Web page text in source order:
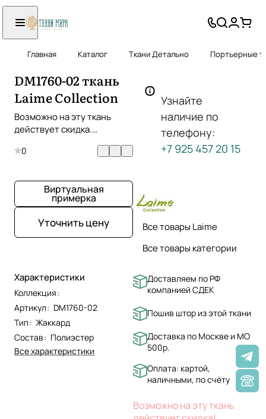
Главная Каталог Ткани Детально Портьерные
DM1760-02 ткань
Laime Collection
Возможно на эту ткань
действует скидка.
0
Виртуальная
примерка
Уточнить цену
Характеристики
Коллекция:
Артикул: DM1760-02
Тип: Жаккард
Состав: Полиэстер
Все характеристики
Узнайте
наличие по
телефону:
+7 925 457 20 15
Все товары Laime
Все товары категории
Доставляем по РФ
компанией СДЕК
Пошив штор из этой ткани
Доставка по Москве и МО
500р.
Оплата: картой,
наличными, по счёту
Возможно на эту ткань